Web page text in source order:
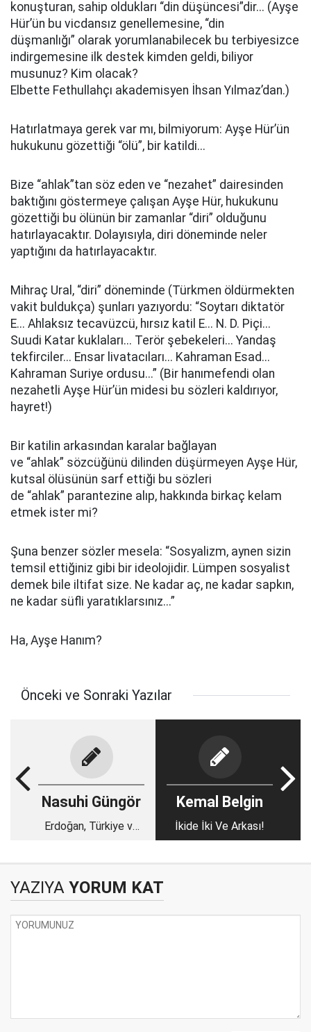
konuşturan, sahip oldukları “din düşüncesi”dir... (Ayşe
Hür’ün bu vicdansız genellemesine, “din
düşmanlığı” olarak yorumlanabilecek bu terbiyesizce
indirgemesine ilk destek kimden geldi, biliyor
musunuz? Kim olacak?
Elbette Fethullahçı akademisyen İhsan Yılmaz’dan.)
Hatırlatmaya gerek var mı, bilmiyorum: Ayşe Hür’ün
hukukunu gözettiği “ölü”, bir katildi...
Bize “ahlak”tan söz eden ve “nezahet” dairesinden
baktığını göstermeye çalışan Ayşe Hür, hukukunu
gözettiği bu ölünün bir zamanlar “diri” olduğunu
hatırlayacaktır. Dolayısıyla, diri döneminde neler
yaptığını da hatırlayacaktır.
Mihraç Ural, “diri” döneminde (Türkmen öldürmekten
vakit buldukça) şunları yazıyordu: “Soytarı diktatör
E... Ahlaksız tecavüzcü, hırsız katil E... N. D. Piçi...
Suudi Katar kuklaları... Terör şebekeleri... Yandaş
tekfirciler... Ensar livatacıları... Kahraman Esad...
Kahraman Suriye ordusu...” (Bir hanımefendi olan
nezahetli Ayşe Hür’ün midesi bu sözleri kaldırıyor,
hayret!)
Bir katilin arkasından karalar bağlayan
ve “ahlak” sözcüğünü dilinden düşürmeyen Ayşe Hür,
kutsal ölüsünün sarf ettiği bu sözleri
de “ahlak” parantezine alıp, hakkında birkaç kelam
etmek ister mi?
Şuna benzer sözler mesela: “Sosyalizm, aynen sizin
temsil ettiğiniz gibi bir ideolojidir. Lümpen sosyalist
demek bile iltifat size. Ne kadar aç, ne kadar sapkın,
ne kadar süfli yaratıklarsınız...”
Ha, Ayşe Hanım?
Önceki ve Sonraki Yazılar
Nasuhi Güngör
Erdoğan, Türkiye ve
Kemal Belgin
İkide İki Ve Arkası!
YAZIYA YORUM KAT